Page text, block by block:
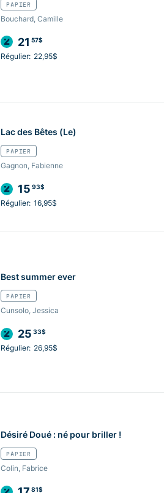
PAPIER
Bouchard, Camille
21 57$
Régulier: 22,95$
Lac des Bêtes (Le)
PAPIER
Gagnon, Fabienne
15 93$
Régulier: 16,95$
Best summer ever
PAPIER
Cunsolo, Jessica
25 33$
Régulier: 26,95$
Désiré Doué : né pour briller !
PAPIER
Colin, Fabrice
81$